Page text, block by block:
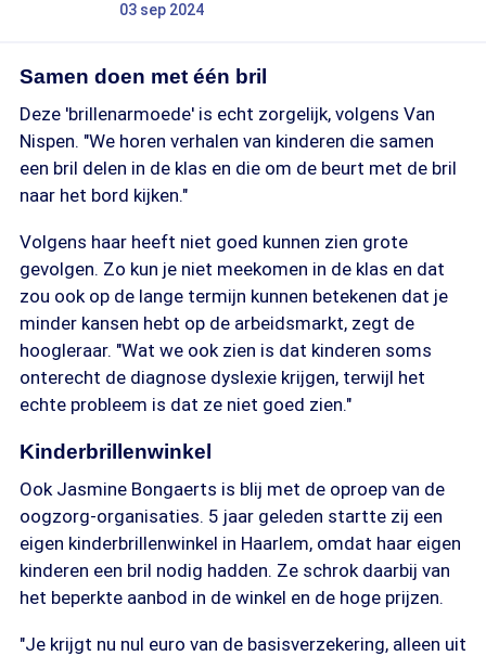
03 sep 2024
Samen doen met één bril
Deze 'brillenarmoede' is echt zorgelijk, volgens Van
Nispen. "We horen verhalen van kinderen die samen
een bril delen in de klas en die om de beurt met de bril
naar het bord kijken."
Volgens haar heeft niet goed kunnen zien grote
gevolgen. Zo kun je niet meekomen in de klas en dat
zou ook op de lange termijn kunnen betekenen dat je
minder kansen hebt op de arbeidsmarkt, zegt de
hoogleraar. "Wat we ook zien is dat kinderen soms
onterecht de diagnose dyslexie krijgen, terwijl het
echte probleem is dat ze niet goed zien."
Kinderbrillenwinkel
Ook Jasmine Bongaerts is blij met de oproep van de
oogzorg-organisaties. 5 jaar geleden startte zij een
eigen kinderbrillenwinkel in Haarlem, omdat haar eigen
kinderen een bril nodig hadden. Ze schrok daarbij van
het beperkte aanbod in de winkel en de hoge prijzen.
"Je krijgt nu nul euro van de basisverzekering, alleen uit